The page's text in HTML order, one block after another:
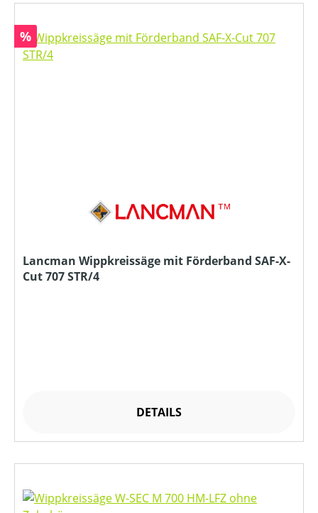
Rabatt
%
Lancman Wippkreissäge mit Förderband SAF-X-
Cut 707 STR/4
DETAILS